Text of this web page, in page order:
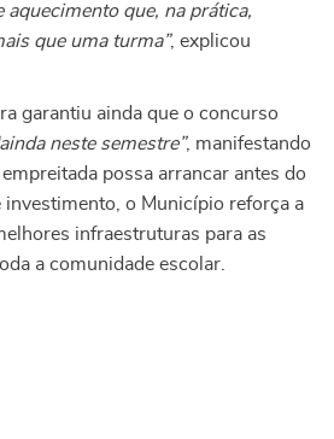
aquecimento que, na prática,
que uma turma”, explicou
garantiu ainda que o concurso
neste semestre”, manifestando
possa arrancar antes do
investimento, o Município reforça a
infraestruturas para as
a comunidade escolar.